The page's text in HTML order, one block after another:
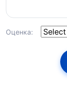
Оценка: